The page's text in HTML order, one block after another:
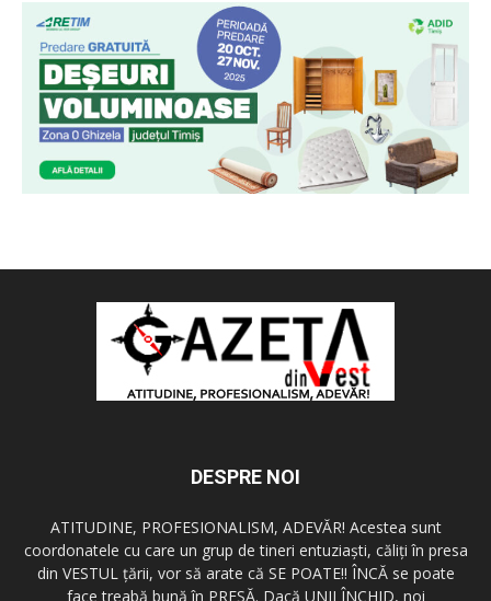
DESPRE NOI
ATITUDINE, PROFESIONALISM, ADEVĂR! Acestea sunt
coordonatele cu care un grup de tineri entuziaşti, căliţi în presa
din VESTUL ţării, vor să arate că SE POATE!! ÎNCĂ se poate
face treabă bună în PRESĂ. Dacă UNII ÎNCHID, noi